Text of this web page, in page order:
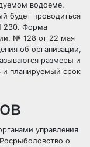
водоеме.
будет проводиться
230. Форма
№ 128 от 22 мая
об организации,
размеры и
и планируемый срок
управления
о